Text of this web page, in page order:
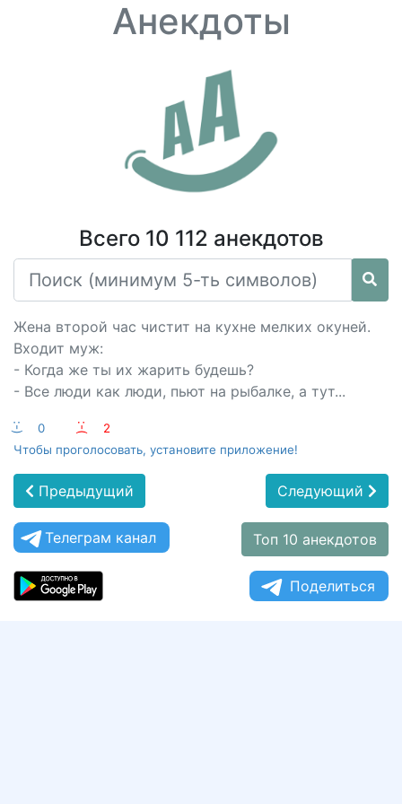
Анекдоты
Всего 10 112 анекдотов
Жена второй час чистит на кухне мелких окуней.
Входит муж:
- Когда же ты их жарить будешь?
- Все люди как люди, пьют на рыбалке, а тут...
:-) 0 :-(
2
Чтобы проголосовать, установите приложение!
Предыдущий Следующий
Телеграм канал Топ 10 анекдотов
Поделиться